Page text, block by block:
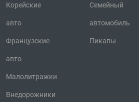
Корейские
авто
Французские
авто
Малолитражки
Внедорожники
Семейный
автомобиль
Пикапы